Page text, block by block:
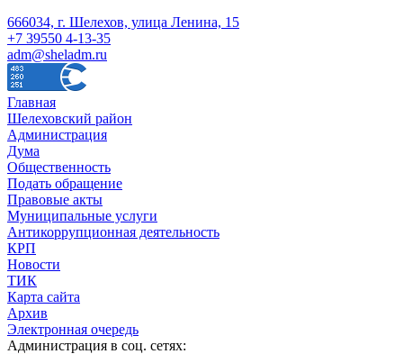
666034, г. Шелехов, улица Ленина, 15
+7 39550 4-13-35
adm@sheladm.ru
Главная
Шелеховский район
Администрация
Дума
Общественность
Подать обращение
Правовые акты
Муниципальные услуги
Антикоррупционная деятельность
КРП
Новости
ТИК
Карта сайта
Архив
Электронная очередь
Администрация в соц. сетях: